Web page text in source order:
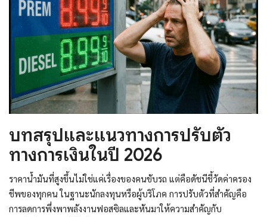
บทสรุปและแนวทางการปรับตัว
ทางการเงินในปี 2026
ราคาน้ำมันที่สูงขึ้นไม่ใช่แค่เรื่องของคนขับรถ แต่คือดัชนีชี้วัดค่าครอง
ชีพของทุกคน ในฐานะนักลงทุนหรือผู้บริโภค การปรับตัวที่สำคัญคือ
การลดการพึ่งพาพลังงานฟอสซิลและหันมาให้ความสำคัญกับ